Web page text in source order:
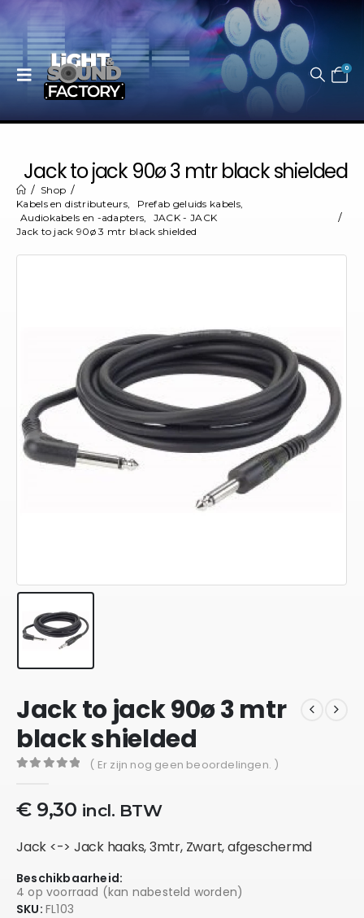
0
Jack to jack 90ø 3 mtr black shielded
Shop
Kabels en distributeurs, Prefab geluids kabels,
Audiokabels en -adapters,
JACK - JACK
Jack to jack 90ø 3 mtr black shielded
Jack to jack 90ø 3 mtr
black shielded
( Er zijn nog geen beoordelingen. )
€9,30 incl. BTW
Jack <-> Jack haaks, 3mtr, Zwart, afgeschermd
Beschikbaarheid:
4 op voorraad (kan nabesteld worden)
SKU: FL103